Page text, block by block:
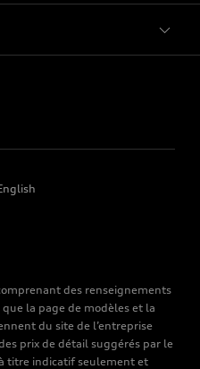
des renseignements
la page de modèles et la
du site de l’entreprise
prix de détail suggérés par le
titre indicatif seulement et